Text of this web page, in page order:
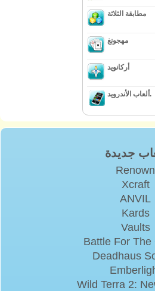
مطابقة الثلاثة
مهجونغ
أركانويد
ألعاب الأندرويد.
جديدة
Renown
Xcraft
ANVIL
Kards
Vaults
Battle For The
Deadhaus
Wild Terra 2: